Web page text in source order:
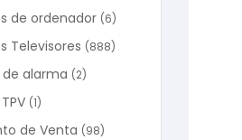
de ordenador (6)
Televisores (888)
alarma (2)
(1)
de Venta (98)